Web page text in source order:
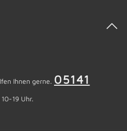
Ihnen gerne. 05141
19 Uhr.